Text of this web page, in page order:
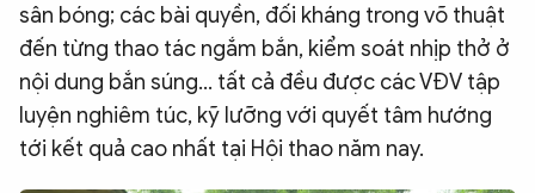
sân bóng; các bài quyền, đối kháng trong võ thuật
đến từng thao tác ngắm bắn, kiểm soát nhịp thở ở
nội dung bắn súng... tất cả đều được các VĐV tập
luyện nghiêm túc, kỹ lưỡng với quyết tâm hướng
tới kết quả cao nhất tại Hội thao năm nay.